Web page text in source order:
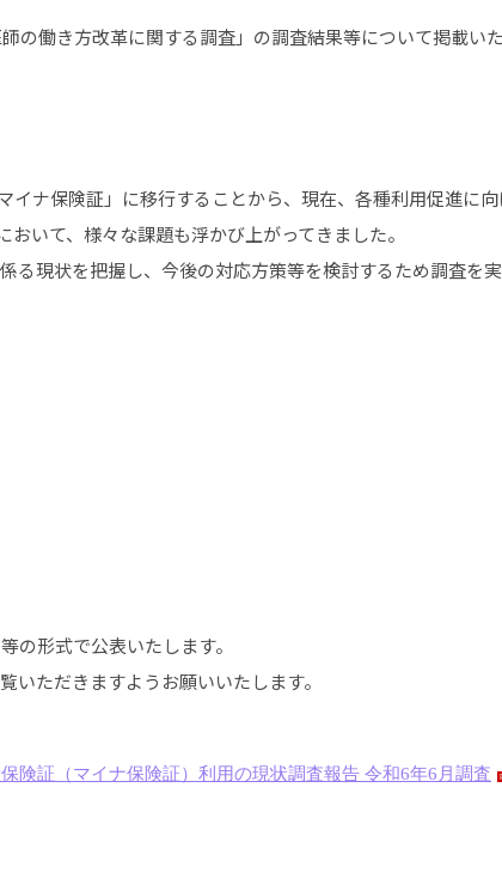
の働き方改革に関する調査」の調査結果等について掲載い
ナ保険証」に移行することから、現在、各種利用促進に
いて、様々な課題も浮かび上がってきました。
る現状を把握し、今後の対応方策等を検討するため調査を
の形式で公表いたします。
ただきますようお願いいたします。
険証（マイナ保険証）利用の現状調査報告 令和6年6月調査